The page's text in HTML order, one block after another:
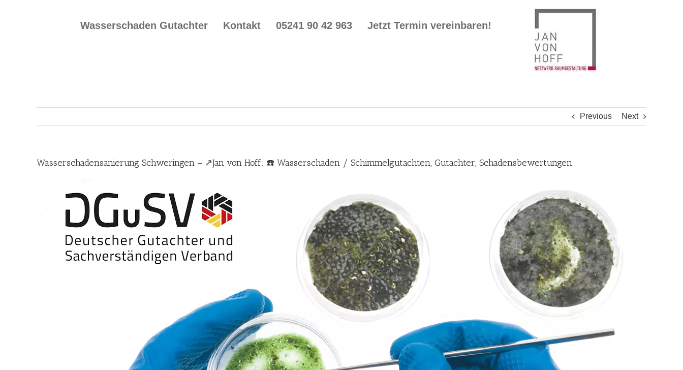
Wasserschaden Gutachter Kontakt 05241 90 42 963 Jetzt Termin vereinbaren!
Previous Next
Wasserschadensanierung Schweringen – ↗️Jan von Hoff: ☎️ Wasserschaden / Schimmelgutachten, Gutachter, Schadensbewertungen